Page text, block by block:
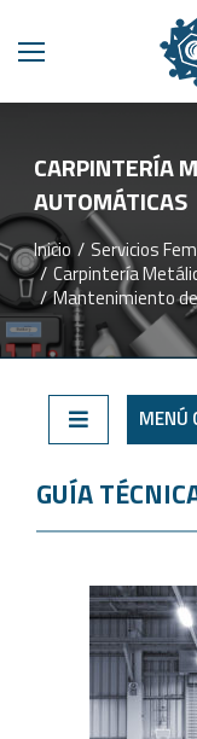
CARPINTERÍA
AUTOMÁTICAS
Estás aquí:
Inicio Servicios
Carpintería
Mantenimiento
MENÚ
GUÍA